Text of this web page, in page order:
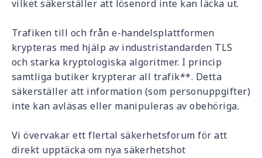
vilket säkerställer att lösenord inte kan läcka ut.
Trafiken till och från e-handelsplattformen
krypteras med hjälp av industristandarden TLS
och starka kryptologiska algoritmer. I princip
samtliga butiker krypterar all trafik**. Detta
säkerställer att information (som personuppgifter)
inte kan avläsas eller manipuleras av obehöriga.
Vi övervakar ett flertal säkerhetsforum för att
direkt upptäcka om nya säkerhetshot